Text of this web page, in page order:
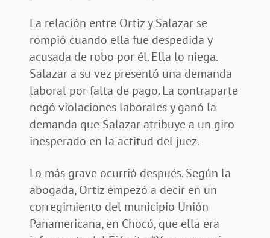
La relación entre Ortiz y Salazar se
rompió cuando ella fue despedida y
acusada de robo por él. Ella lo niega.
Salazar a su vez presentó una demanda
laboral por falta de pago. La contraparte
negó violaciones laborales y ganó la
demanda que Salazar atribuye a un giro
inesperado en la actitud del juez.
Lo más grave ocurrió después. Según la
abogada, Ortiz empezó a decir en un
corregimiento del municipio Unión
Panamericana, en Chocó, que ella era